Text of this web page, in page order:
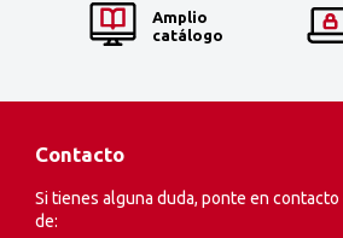
Amplio
catálogo
Contacto
Si tienes alguna duda, ponte en
de: